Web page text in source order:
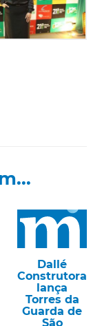
Dallé
Construtora
lança
Torres da
Guarda de
São